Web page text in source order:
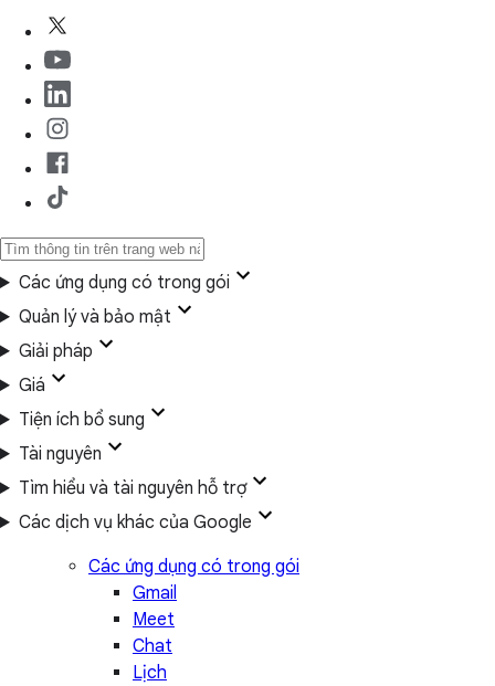
Các ứng dụng có trong gói
Quản lý và bảo mật
Giải pháp
Giá
Tiện ích bổ sung
Tài nguyên
Tìm hiểu và tài nguyên hỗ trợ
Các dịch vụ khác của Google
Các ứng dụng có trong gói
Gmail
Meet
Chat
Lịch